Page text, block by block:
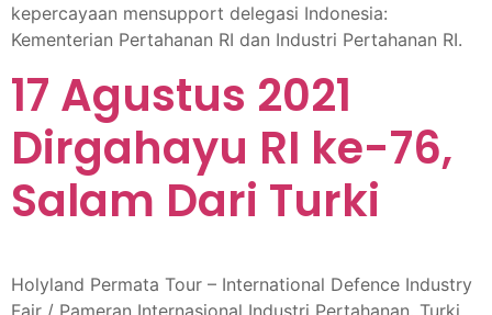
kepercayaan mensupport delegasi Indonesia:
Kementerian Pertahanan RI dan Industri Pertahanan RI.
17 Agustus 2021
Dirgahayu RI ke-76,
Salam Dari Turki
Holyland Permata Tour – International Defence Industry
Fair / Pameran Internasional Industri Pertahanan, Turki